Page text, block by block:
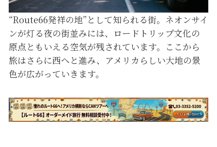
“Route66発祥の地”として知られる街。ネオンサイ
ンが灯る夜の街並みには、ロードトリップ文化の
原点ともいえる空気が残されています。ここから
旅はさらに西へと進み、アメリカらしい大地の景
色が広がっていきます。